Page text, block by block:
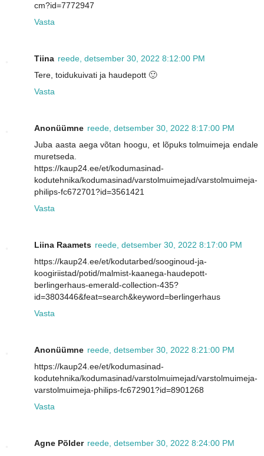
cm?id=7772947
Vasta
Tiina reede, detsember 30, 2022 8:12:00 PM
Tere, toidukuivati ja haudepott 🙂
Vasta
Anonüümne reede, detsember 30, 2022 8:17:00 PM
Juba aasta aega võtan hoogu, et lõpuks tolmuimeja endale
muretseda.
https://kaup24.ee/et/kodumasinad-
kodutehnika/kodumasinad/varstolmuimejad/varstolmuimeja-
philips-fc672701?id=3561421
Vasta
Liina Raamets reede, detsember 30, 2022 8:17:00 PM
https://kaup24.ee/et/kodutarbed/sooginoud-ja-
koogiriistad/potid/malmist-kaanega-haudepott-
berlingerhaus-emerald-collection-435?
id=3803446&feat=search&keyword=berlingerhaus
Vasta
Anonüümne reede, detsember 30, 2022 8:21:00 PM
https://kaup24.ee/et/kodumasinad-
kodutehnika/kodumasinad/varstolmuimejad/varstolmuimeja-
varstolmuimeja-philips-fc672901?id=8901268
Vasta
Agne Põlder reede, detsember 30, 2022 8:24:00 PM